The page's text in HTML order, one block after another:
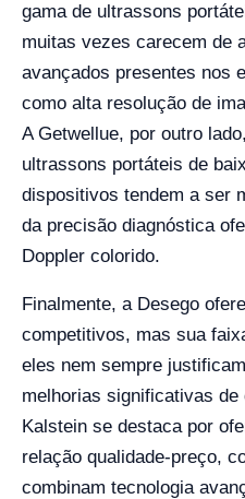
gama de ultrassons
muitas vezes carecem de
avançados presentes nos
como alta resolução de
A Getwellue, por outro
ultrassons portáteis de
dispositivos tendem a ser
da precisão diagnóstica
Doppler colorido.
Finalmente, a Desego
competitivos, mas sua
eles nem sempre
melhorias significativas
Kalstein se destaca por
relação qualidade-preço,
combinam tecnologia